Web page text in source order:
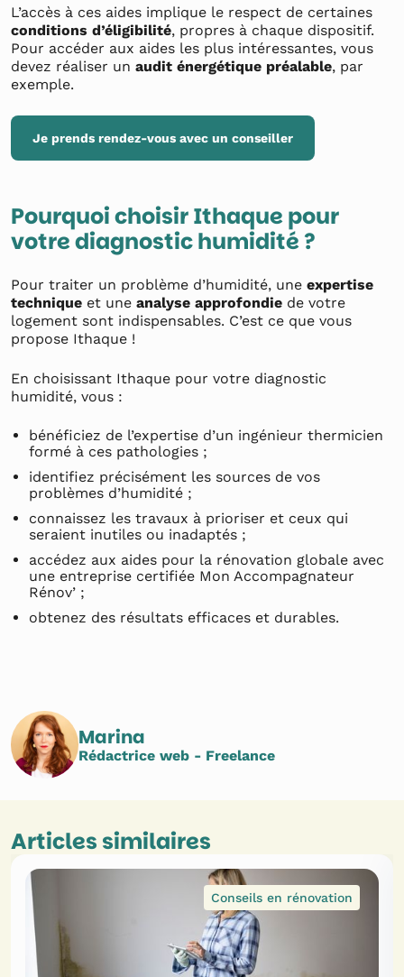
L’accès à ces aides implique le respect de certaines
conditions d’éligibilité, propres à chaque dispositif.
Pour accéder aux aides les plus intéressantes, vous
devez réaliser un audit énergétique préalable, par
exemple.
Je prends rendez-vous avec un conseiller
Pourquoi choisir Ithaque pour
votre diagnostic humidité ?
Pour traiter un problème d’humidité, une expertise
technique et une analyse approfondie de votre
logement sont indispensables. C’est ce que vous
propose Ithaque !
En choisissant Ithaque pour votre diagnostic
humidité, vous :
bénéficiez de l’expertise d’un ingénieur thermicien
formé à ces pathologies ;
identifiez précisément les sources de vos
problèmes d’humidité ;
connaissez les travaux à prioriser et ceux qui
seraient inutiles ou inadaptés ;
accédez aux aides pour la rénovation globale avec
une entreprise certifiée Mon Accompagnateur
Rénov’ ;
obtenez des résultats efficaces et durables.
Marina
Rédactrice web - Freelance
Articles similaires
Conseils en rénovation